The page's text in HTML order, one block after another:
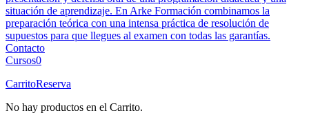
situación de aprendizaje. En Arke Formación combinamos la
preparación teórica con una intensa práctica de resolución de
supuestos para que llegues al examen con todas las garantías.
Contacto
Cursos0
CarritoReserva
No hay productos en el Carrito.